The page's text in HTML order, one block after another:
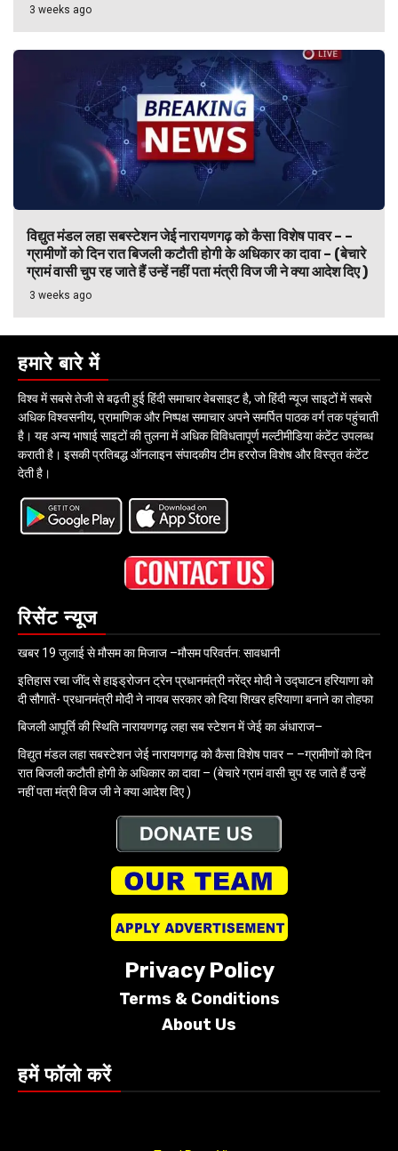
3 weeks ago
विद्युत मंडल लहा सबस्टेशन जेई नारायणगढ़ को कैसा विशेष पावर – –
ग्रामीणों को दिन रात बिजली कटौती होगी के अधिकार का दावा – (बेचारे
ग्रामं वासी चुप रह जाते हैं उन्हें नहीं पता मंत्री विज जी ने क्या आदेश दिए )
3 weeks ago
हमारे बारे में
विश्व में सबसे तेजी से बढ़ती हुई हिंदी समाचार वेबसाइट है, जो हिंदी न्यूज साइटों में सबसे
अधिक विश्वसनीय, प्रामाणिक और निष्पक्ष समाचार अपने समर्पित पाठक वर्ग तक पहुंचाती
है। यह अन्य भाषाई साइटों की तुलना में अधिक विविधतापूर्ण मल्टीमीडिया कंटेंट उपलब्ध
कराती है। इसकी प्रतिबद्ध ऑनलाइन संपादकीय टीम हररोज विशेष और विस्तृत कंटेंट
देती है।
रिसेंट न्यूज
खबर 19 जुलाई से मौसम का मिजाज –मौसम परिवर्तन: सावधानी
इतिहास रचा जींद से हाइड्रोजन ट्रेन प्रधानमंत्री नरेंद्र मोदी ने उद्घाटन हरियाणा को
दी सौगातें- प्रधानमंत्री मोदी ने नायब सरकार को दिया शिखर हरियाणा बनाने का तोहफा
बिजली आपूर्ति की स्थिति नारायणगढ़ लहा सब स्टेशन में जेई का अंधाराज–
विद्युत मंडल लहा सबस्टेशन जेई नारायणगढ़ को कैसा विशेष पावर – –ग्रामीणों को दिन
रात बिजली कटौती होगी के अधिकार का दावा – (बेचारे ग्रामं वासी चुप रह जाते हैं उन्हें
नहीं पता मंत्री विज जी ने क्या आदेश दिए )
Privacy Policy
Terms & Conditions
About Us
हमें फॉलो करें